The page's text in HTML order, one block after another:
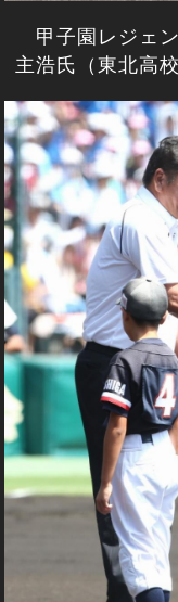
甲子園レジェ
主浩氏（東北高